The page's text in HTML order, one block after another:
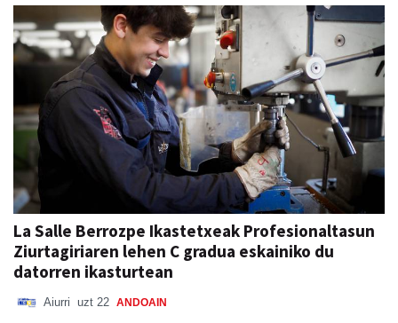
La Salle Berrozpe Ikastetxeak Profesionaltasun
Ziurtagiriaren lehen C gradua eskainiko du
datorren ikasturtean
Aiurri uzt 22 ANDOAIN